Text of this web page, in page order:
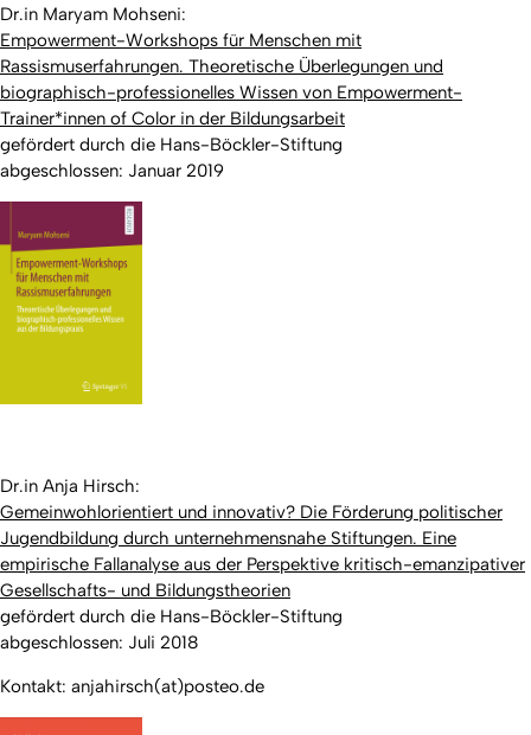
Dr.in Maryam Mohseni:
Empowerment-Workshops für Menschen mit
Rassismuserfahrungen. Theoretische Überlegungen und
biographisch-professionelles Wissen von Empowerment-
Trainer*innen of Color in der Bildungsarbeit
gefördert durch die Hans-Böckler-Stiftung
abgeschlossen: Januar 2019
Dr.in Anja Hirsch:
Gemeinwohlorientiert und innovativ? Die Förderung politischer
Jugendbildung durch unternehmensnahe Stiftungen. Eine
empirische Fallanalyse aus der Perspektive kritisch-emanzipativer
Gesellschafts- und Bildungstheorien
gefördert durch die Hans-Böckler-Stiftung
abgeschlossen: Juli 2018
Kontakt: anjahirsch(at)posteo.de